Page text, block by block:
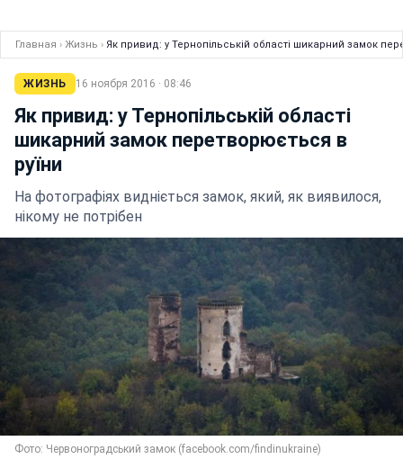
Главная › Жизнь › Як привид: у Тернопільській області шикарний замок
ЖИЗНЬ 16 ноября 2016 · 08:46
Як привид: у Тернопільській області
шикарний замок перетворюється в
руїни
На фотографіях видніється замок, який, як виявилося,
нікому не потрібен
Фото: Червоноградський замок (facebook.com/findinukraine)